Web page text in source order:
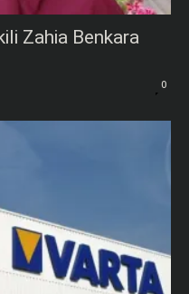
Zahia Benkara
0